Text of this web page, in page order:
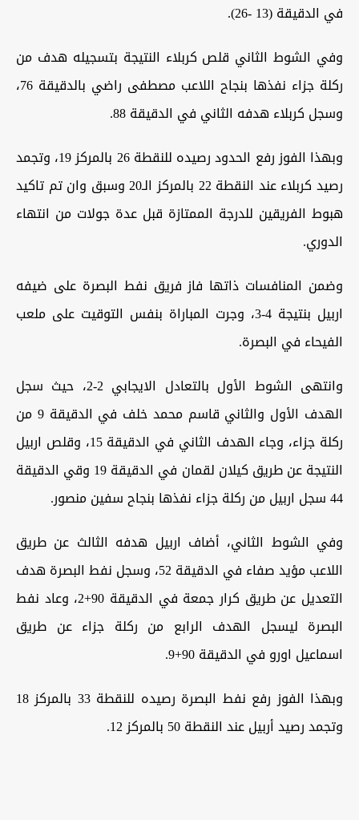
في الدقيقة (13 -26).
‏وفي الشوط الثاني قلص كربلاء النتيجة بتسجيله هدف من
ركلة جزاء نفذها بنجاح اللاعب مصطفى راضي بالدقيقة 76،
وسجل كربلاء هدفه الثاني في الدقيقة 88.
‏وبهذا الفوز رفع الحدود رصيده للنقطة 26 بالمركز 19، وتجمد
رصيد كربلاء عند النقطة 22 بالمركز الـ20 وسبق وان تم تاكيد
هبوط الفريقين للدرجة الممتازة قبل عدة جولات من انتهاء
الدوري.
‏وضمن المنافسات ذاتها فاز فريق نفط البصرة على ضيفه
اربيل بنتيجة 4-3، ‏وجرت المباراة بنفس التوقيت على ملعب
الفيحاء في البصرة.
و‏انتهى الشوط الأول بالتعادل الايجابي 2-2، حيث سجل
الهدف الأول والثاني قاسم محمد خلف في الدقيقة 9 من
ركلة جزاء، وجاء الهدف الثاني في الدقيقة 15، وقلص اربيل
النتيجة عن طريق كيلان لقمان في الدقيقة 19 وقي الدقيقة
44 سجل اربيل من ركلة جزاء نفذها بنجاح سفين منصور.
‏وفي الشوط الثاني، أضاف اربيل هدفه الثالث عن طريق
اللاعب مؤيد صفاء في الدقيقة 52، وسجل نفط البصرة هدف
التعديل عن طريق كرار جمعة في الدقيقة 90+2، وعاد نفط
البصرة ليسجل الهدف الرابع من ركلة جزاء عن طريق
اسماعيل اورو في الدقيقة 90+9.
‏وبهذا الفوز رفع نفط البصرة رصيده للنقطة 33 بالمركز 18
وتجمد رصيد أربيل عند النقطة 50 بالمركز 12.